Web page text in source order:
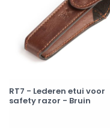
RT7 - Lederen etui voor
safety razor - Bruin